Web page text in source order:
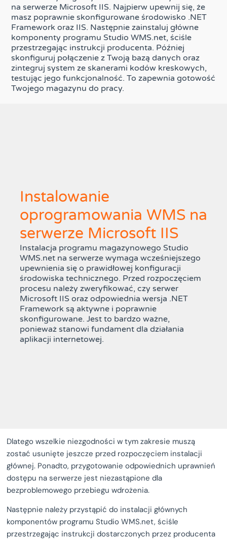
na serwerze Microsoft IIS. Najpierw upewnij się, że
masz poprawnie skonfigurowane środowisko .NET
Framework oraz IIS. Następnie zainstaluj główne
komponenty programu Studio WMS.net, ściśle
przestrzegając instrukcji producenta. Później
skonfiguruj połączenie z Twoją bazą danych oraz
zintegruj system ze skanerami kodów kreskowych,
testując jego funkcjonalność. To zapewnia gotowość
Twojego magazynu do pracy.
Instalowanie
oprogramowania WMS na
serwerze Microsoft IIS
Instalacja programu magazynowego Studio
WMS.net na serwerze wymaga wcześniejszego
upewnienia się o prawidłowej konfiguracji
środowiska technicznego. Przed rozpoczęciem
procesu należy zweryfikować, czy serwer
Microsoft IIS oraz odpowiednia wersja .NET
Framework są aktywne i poprawnie
skonfigurowane. Jest to bardzo ważne,
ponieważ stanowi fundament dla działania
aplikacji internetowej.
Dlatego wszelkie niezgodności w tym zakresie muszą
zostać usunięte jeszcze przed rozpoczęciem instalacji
głównej. Ponadto, przygotowanie odpowiednich uprawnień
dostępu na serwerze jest niezastąpione dla
bezproblemowego przebiegu wdrożenia.
Następnie należy przystąpić do instalacji głównych
komponentów programu Studio WMS.net, ściśle
przestrzegając instrukcji dostarczonych przez producenta